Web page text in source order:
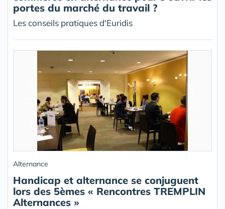
portes du marché du travail ?
Les conseils pratiques d'Euridis
Alternance
Handicap et alternance se conjuguent
lors des 5èmes « Rencontres TREMPLIN
Alternances »